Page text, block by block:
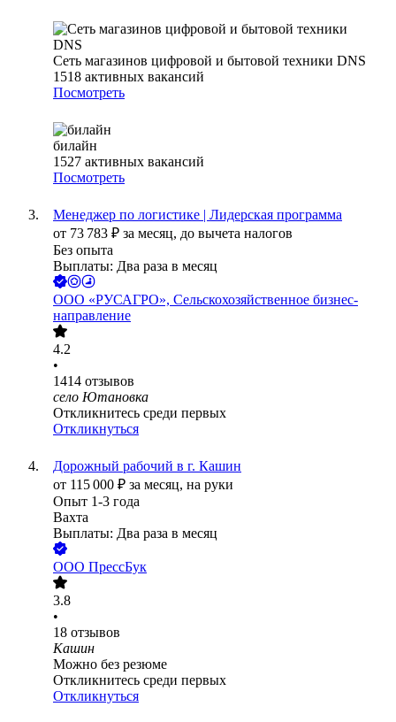
Сеть магазинов цифровой и бытовой техники DNS
1518 активных вакансий
Посмотреть
билайн
1527 активных вакансий
Посмотреть
Менеджер по логистике | Лидерская программа
от 73 783 ₽ за месяц, до вычета налогов
Без опыта
Выплаты: Два раза в месяц
ООО «РУСАГРО», Сельскохозяйственное бизнес-
направление
4.2
•
1414 отзывов
село Ютановка
Откликнитесь среди первых
Откликнуться
Дорожный рабочий в г. Кашин
от 115 000 ₽ за месяц, на руки
Опыт 1-3 года
Вахта
Выплаты: Два раза в месяц
ООО ПрессБук
3.8
•
18 отзывов
Кашин
Можно без резюме
Откликнитесь среди первых
Откликнуться